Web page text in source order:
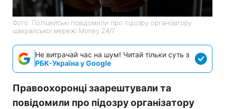
Фото: Поліцейські повідомили про підозру організатору
шахрайської мережі Money 24/7
Не витрачай час на шум! Читай тільки суть з
РБК-Україна у Google
Правоохоронці заарештували та
повідомили про підозру організатору